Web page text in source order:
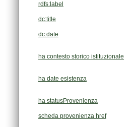
rdfs:label
dc:title
dc:date
ha contesto storico istituzionale
ha date esistenza
ha statusProvenienza
scheda provenienza href